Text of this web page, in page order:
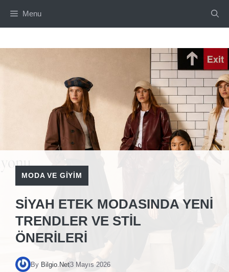
Menu
MODA VE GIYIM
SIYAH ETEK MODASINDA YENI
TRENDLER VE STIL
ÖNERILERI
By Bilgio.Net3 Mayıs 2026